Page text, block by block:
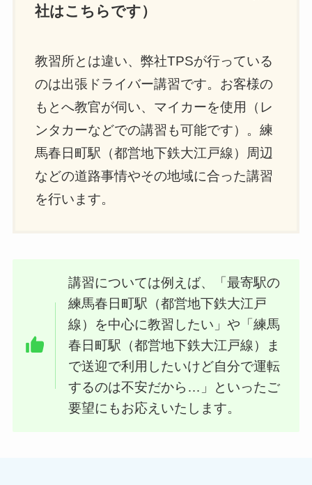
社はこちらです）
教習所とは違い、弊社TPSが行っている
のは出張ドライバー講習です。お客様の
もとへ教官が伺い、マイカーを使用（レ
ンタカーなどでの講習も可能です）。練
馬春日町駅（都営地下鉄大江戸線）周辺
などの道路事情やその地域に合った講習
を行います。
講習については例えば、「最寄駅の
練馬春日町駅（都営地下鉄大江戸
線）を中心に教習したい」や「練馬
春日町駅（都営地下鉄大江戸線）ま
で送迎で利用したいけど自分で運転
するのは不安だから…」といったご
要望にもお応えいたします。